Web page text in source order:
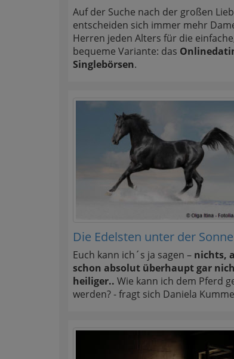
Auf der Suche nach der großen
entscheiden sich immer mehr
Herren jeden Alters für die
bequeme Variante: das
Singlebörsen.
Die Edelsten unter der Sonne
Euch kann ich´s ja sagen – nichts,
schon absolut überhaupt gar
heiliger.. Wie kann ich dem Pferd
werden? - fragt sich Daniela